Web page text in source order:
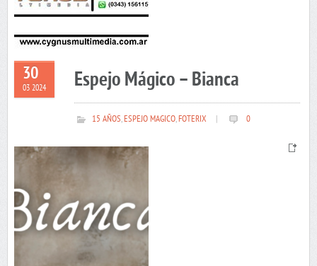
30
03 2024 Espejo Mágico – Bianca
15 AÑOS,ESPEJO MAGICO,FOTERIX 0